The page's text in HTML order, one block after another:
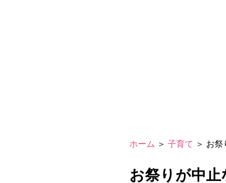
ホーム ＞ 子育て ＞ お
お祭りが中